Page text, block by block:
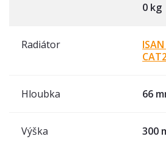
0 kg
Radiátor
Hloubka 66
Výška 300